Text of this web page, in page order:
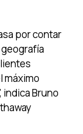
por contar
máximo
Bruno